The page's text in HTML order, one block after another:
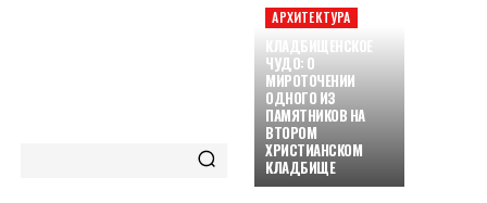
АРХИТЕКТУРА
КЛАДБИЩЕНСКОЕ
ЧУДО: О
МИРОТОЧЕНИИ
ОДНОГО ИЗ
ПАМЯТНИКОВ НА
ВТОРОМ
ХРИСТИАНСКОМ
КЛАДБИЩЕ